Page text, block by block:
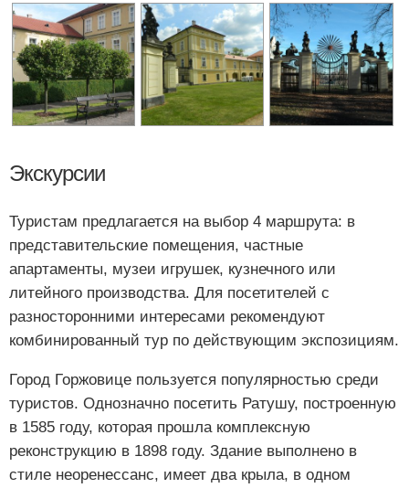
Экскурсии
Туристам предлагается на выбор 4 маршрута: в
представительские помещения, частные
апартаменты, музеи игрушек, кузнечного или
литейного производства. Для посетителей с
разносторонними интересами рекомендуют
комбинированный тур по действующим экспозициям.
Город Горжовице пользуется популярностью среди
туристов. Однозначно посетить Ратушу, построенную
в 1585 году, которая прошла комплексную
реконструкцию в 1898 году. Здание выполнено в
стиле неоренессанс, имеет два крыла, в одном